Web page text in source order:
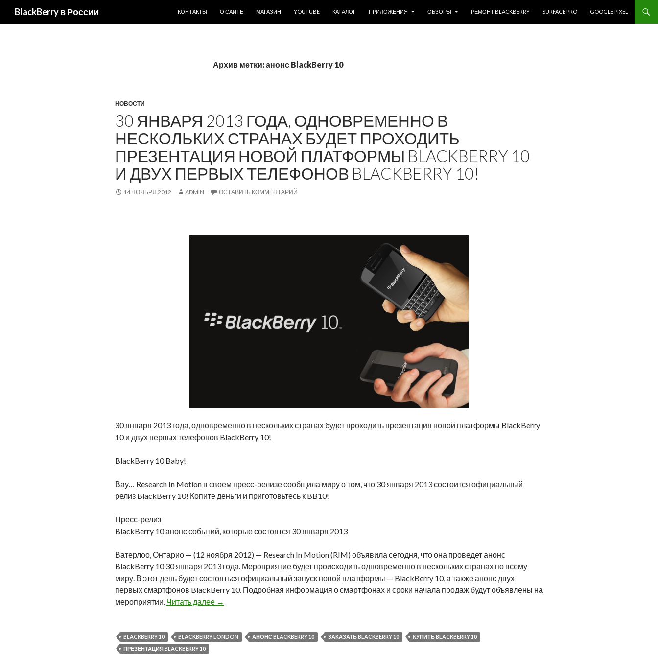
BlackBerry в России
КОНТАКТЫ
О САЙТЕ МАГАЗИН YOUTUBE КАТАЛОГ ПРИЛОЖЕНИЯ ОБЗОРЫ РЕМОНТ BLACKBERRY SURFACE PRO GOOGLE PIXEL
Архив метки: анонс BlackBerry 10
НОВОСТИ
30 ЯНВАРЯ 2013 ГОДА, ОДНОВРЕМЕННО В
НЕСКОЛЬКИХ СТРАНАХ БУДЕТ ПРОХОДИТЬ
ПРЕЗЕНТАЦИЯ НОВОЙ ПЛАТФОРМЫ BLACKBERRY 10
И ДВУХ ПЕРВЫХ ТЕЛЕФОНОВ BLACKBERRY 10!
14 НОЯБРЯ 2012 ADMIN ОСТАВИТЬ КОММЕНТАРИЙ
30 января 2013 года, одновременно в нескольких странах будет проходить презентация новой платформы BlackBerry
10 и двух первых телефонов BlackBerry 10!
BlackBerry 10 Baby!
Вау… Research In Motion в своем пресс-релизе сообщила миру о том, что 30 января 2013 состоится официальный
релиз BlackBerry 10! Копите деньги и приготовьтесь к BB10!
Пресс-релиз
BlackBerry 10 анонс событий, которые состоятся 30 января 2013
Ватерлоо, Онтарио — (12 ноября 2012) — Research In Motion (RIM) объявила сегодня, что она проведет анонс
BlackBerry 10 30 января 2013 года. Мероприятие будет происходить одновременно в нескольких странах по всему
миру. В этот день будет состояться официальный запуск новой платформы — BlackBerry 10, а также анонс двух
первых смартфонов BlackBerry 10. Подробная информация о смартфонах и сроки начала продаж будут объявлены на
мероприятии. Читать далее 30 января 2013 года, одновременно в нескольких странах будет проходить презентация новой платформы BlackBerry
→
BLACKBERRY 10 BLACKBERRY LONDON АНОНС BLACKBERRY 10 ЗАКАЗАТЬ BLACKBERRY 10
КУПИТЬ BLACKBERRY 10
ПРЕЗЕНТАЦИЯ BLACKBERRY 10